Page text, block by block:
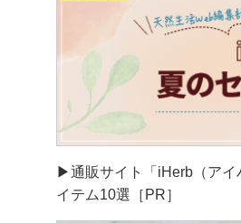
▶通販サイト「iHerb（アイ
イテム10選［PR］